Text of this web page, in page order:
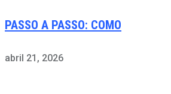
PASSO A PASSO: COMO
abril 21, 2026